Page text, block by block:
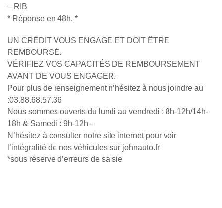
– RIB
* Réponse en 48h. *
UN CRÉDIT VOUS ENGAGE ET DOIT ÊTRE
REMBOURSÉ.
VÉRIFIEZ VOS CAPACITÉS DE REMBOURSEMENT
AVANT DE VOUS ENGAGER.
Pour plus de renseignement n’hésitez à nous joindre au
:03.88.68.57.36
Nous sommes ouverts du lundi au vendredi : 8h-12h/14h-
18h & Samedi : 9h-12h –
N’hésitez à consulter notre site internet pour voir
l’intégralité de nos véhicules sur johnauto.fr
*sous réserve d’erreurs de saisie